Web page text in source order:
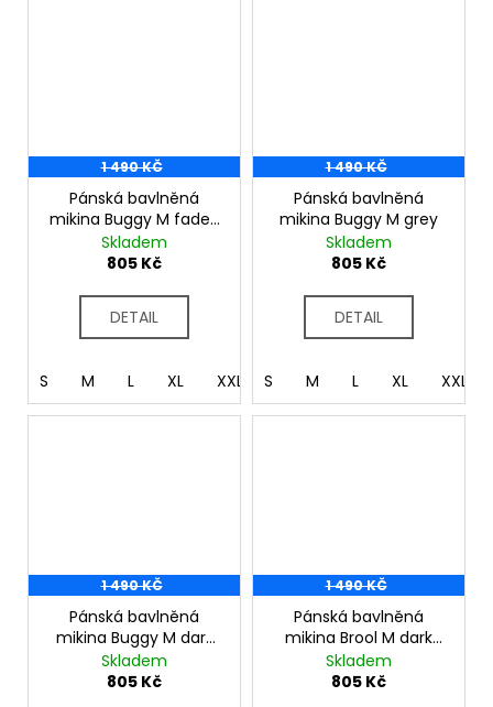
1 490 KČ
Pánská bavlněná
mikina Buggy M faded
mint
Skladem
805 Kč
DETAIL
S M L XL XXL XXXL
1 490 KČ
Pánská bavlněná
mikina Buggy M grey
Skladem
805 Kč
DETAIL
S M L XL XXL
1 490 KČ
Pánská bavlněná
mikina Buggy M dark
blue
Skladem
805 Kč
1 490 KČ
Pánská bavlněná
mikina Brool M dark
blue
Skladem
805 Kč